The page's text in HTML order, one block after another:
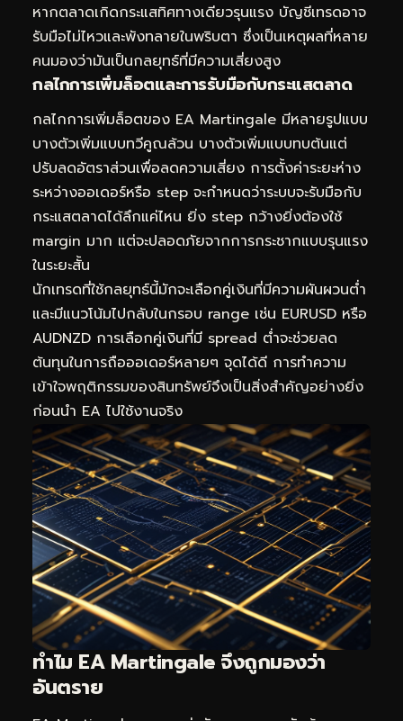
หากตลาดเกิดกระแสทิศทางเดียวรุนแรง บัญชีเทรดอาจ
รับมือไม่ไหวและพังทลายในพริบตา ซึ่งเป็นเหตุผลที่หลาย
คนมองว่ามันเป็นกลยุทธ์ที่มีความเสี่ยงสูง
กลไกการเพิ่มล็อตและการรับมือกับกระแสตลาด
กลไกการเพิ่มล็อตของ EA Martingale มีหลายรูปแบบ
บางตัวเพิ่มแบบทวีคูณล้วน บางตัวเพิ่มแบบทบต้นแต่
ปรับลดอัตราส่วนเพื่อลดความเสี่ยง การตั้งค่าระยะห่าง
ระหว่างออเดอร์หรือ step จะกำหนดว่าระบบจะรับมือกับ
กระแสตลาดได้ลึกแค่ไหน ยิ่ง step กว้างยิ่งต้องใช้
margin มาก แต่จะปลอดภัยจากการกระชากแบบรุนแรง
ในระยะสั้น
นักเทรดที่ใช้กลยุทธ์นี้มักจะเลือกคู่เงินที่มีความผันผวนต่ำ
และมีแนวโน้มไปกลับในกรอบ range เช่น EURUSD หรือ
AUDNZD การเลือกคู่เงินที่มี spread ต่ำจะช่วยลด
ต้นทุนในการถือออเดอร์หลายๆ จุดได้ดี การทำความ
เข้าใจพฤติกรรมของสินทรัพย์จึงเป็นสิ่งสำคัญอย่างยิ่ง
ก่อนนำ EA ไปใช้งานจริง
ทำไม EA Martingale จึงถูกมองว่า
อันตราย